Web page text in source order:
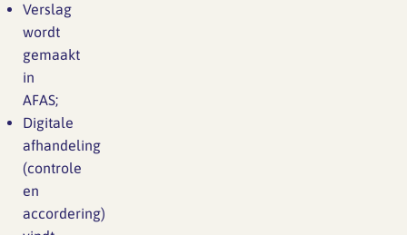
Verslag
wordt
gemaakt
in
AFAS;
Digitale
afhandeling
(controle
en
accordering)